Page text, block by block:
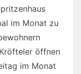
im Monat zu
öffnen
im Monat